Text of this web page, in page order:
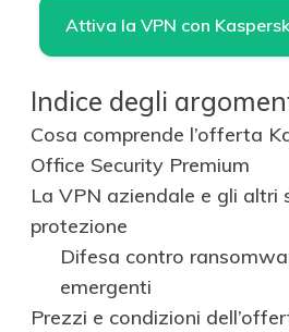
Attiva la VPN con
Indice degli
Cosa comprende l’offerta
Office Security Premium
La VPN aziendale e gli altri
protezione
Difesa contro
emergenti
Prezzi e condizioni